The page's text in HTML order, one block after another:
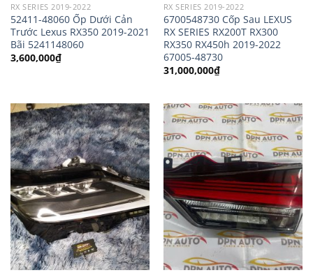
RX SERIES 2019-2022
52411-48060 Ốp Dưới Cản
Trước Lexus RX350 2019-2021
Bãi 5241148060
3,600,000₫
RX SERIES 2019-2022
6700548730 Cốp Sau LEXUS
RX SERIES RX200T RX300
RX350 RX450h 2019-2022
67005-48730
31,000,000₫